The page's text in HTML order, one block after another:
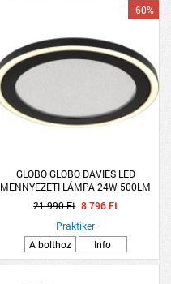
GLOBO GLOBO DAVIES LED
MENNYEZETI LÁMPA 24W 500LM
4000K IP20 34CM MATT FEKETE
-60%
21 990 Ft 8 796 Ft
Praktiker
A bolthoz
Info